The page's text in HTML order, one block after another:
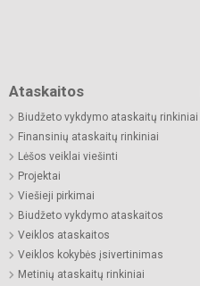
Ataskaitos
Biudžeto vykdymo ataskaitų rinkiniai
Finansinių ataskaitų rinkiniai
Lėšos veiklai viešinti
Projektai
Viešieji pirkimai
Biudžeto vykdymo ataskaitos
Veiklos ataskaitos
Veiklos kokybės įsivertinimas
Metinių ataskaitų rinkiniai